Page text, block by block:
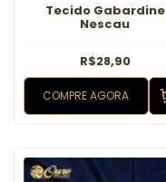
Tecido Gabardine
Nescau
R$28,90
COMPRE AGORA